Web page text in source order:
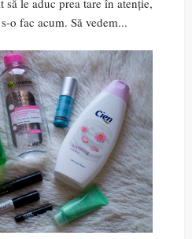
le aduc prea tare în atenție,
o fac acum. Să vedem...